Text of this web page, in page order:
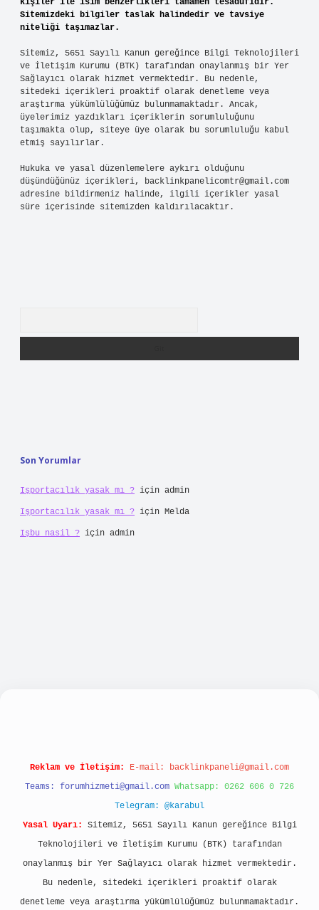
kişiler ile isim benzerlikleri tamamen tesadüfidir.
Sitemizdeki bilgiler taslak halindedir ve tavsiye
niteliği taşımazlar.
Sitemiz, 5651 Sayılı Kanun gereğince Bilgi Teknolojileri
ve İletişim Kurumu (BTK) tarafından onaylanmış bir Yer
Sağlayıcı olarak hizmet vermektedir. Bu nedenle,
sitedeki içerikleri proaktif olarak denetleme veya
araştırma yükümlülüğümüz bulunmamaktadır. Ancak,
üyelerimiz yazdıkları içeriklerin sorumluluğunu
taşımakta olup, siteye üye olarak bu sorumluluğu kabul
etmiş sayılırlar.
Hukuka ve yasal düzenlemelere aykırı olduğunu
düşündüğünüz içerikleri, backlinkpanelicomtr@gmail.com
adresine bildirmeniz halinde, ilgili içerikler yasal
süre içerisinde sitemizden kaldırılacaktır.
Son Yorumlar
Işportacılık yasak mı ? için admin
Işportacılık yasak mı ? için Melda
Işbu nasil ? için admin
Reklam ve İletişim: E-mail: backlinkpaneli@gmail.com
Teams: forumhizmeti@gmail.com Whatsapp: 0262 606 0 726
Telegram: @karabul
Yasal Uyarı:
Sitemiz, 5651 Sayılı Kanun gereğince Bilgi
Teknolojileri ve İletişim Kurumu (BTK) tarafından
onaylanmış bir Yer Sağlayıcı olarak hizmet vermektedir.
Bu nedenle, sitedeki içerikleri proaktif olarak
denetleme veya araştırma yükümlülüğümüz bulunmamaktadır.